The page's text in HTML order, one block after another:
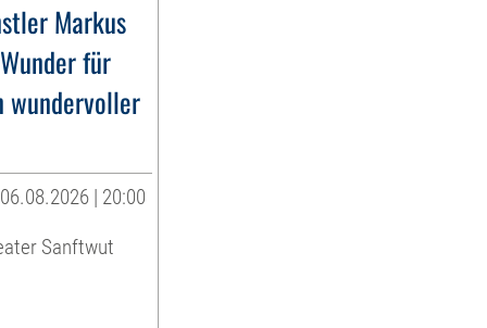
Markus
für
wundervoller
| 20:00
Sanftwut